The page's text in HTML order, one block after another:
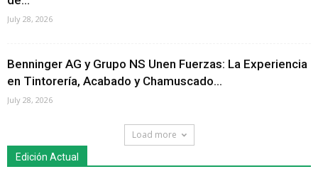
July 28, 2026
Benninger AG y Grupo NS Unen Fuerzas: La Experiencia
en Tintorería, Acabado y Chamuscado...
July 28, 2026
Load more
Edición Actual